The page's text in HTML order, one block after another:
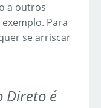
a outros
Para
se arriscar
Direto é